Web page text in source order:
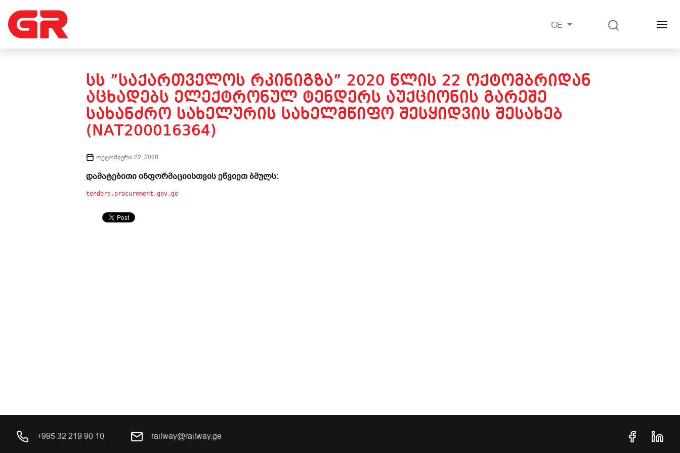
GE
ᲡᲡ ”ᲡᲐᲥᲐᲠᲗᲕᲔᲚᲝᲡ ᲠᲙᲘᲜᲘᲒᲖᲐ” 2020 ᲬᲚᲘᲡ 22 ᲝᲥᲢᲝᲛᲑᲠᲘᲓᲐᲜ
ᲐᲪᲮᲐᲓᲔᲑᲡ ᲔᲚᲔᲥᲢᲠᲝᲜᲣᲚ ᲢᲔᲜᲓᲔᲠᲡ ᲐᲣᲥᲪᲘᲝᲜᲘᲡ ᲒᲐᲠᲔᲨᲔ
ᲡᲐᲮᲐᲜᲫᲠᲝ ᲡᲐᲮᲔᲚᲣᲠᲘᲡ ᲡᲐᲮᲔᲚᲛᲬᲘᲤᲝ ᲨᲔᲡᲧᲘᲓᲕᲘᲡ ᲨᲔᲡᲐᲮᲔᲑ
(NAT200016364)
ოქტომბერი 22, 2020
დამატებითი ინფორმაციისთვის ეწვიეთ ბმულს:
tenders.procurement.gov.ge
+995 32 219 90 10 railway@railway.ge